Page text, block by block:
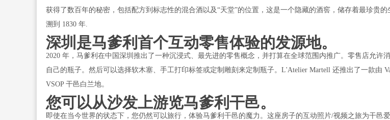
获得了数百年的秘密，包括配方到标志性的混合酒以及“天堂”的位置，这是一个隐藏的酒窖，储存着最珍贵
溯到 1830 年.
深圳是马爹利首个互动零售体验的发源地。
2020 年，马爹利在中国深圳推出了一种沉浸式、最先进的零售概念，并打算在全球范围内推广。零售店允许
自己的瓶子。然后可以选择软木塞、手工打印标签或定制雕刻来定制瓶子。L'Atelier Martell 还推出了一款由
VSOP 干邑白兰地。
您可以从沙发上游览马爹利干邑。
即使在当今世界的状态下，您仍然可以旅行，体验马爹利干邑的魔力。这座房子的互动照片/视频之旅为干邑